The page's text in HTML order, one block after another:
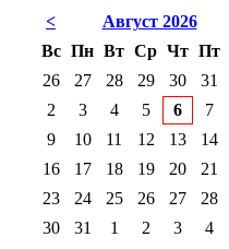
<
Август 2026
Вс Пн Вт Ср Чт Пт
26
27 28 29 30 31
2
3 4 5 6 7
9
10 11 12 13 14
16
17 18 19 20 21
23
24 25 26 27 28
30
31 1 2 3 4